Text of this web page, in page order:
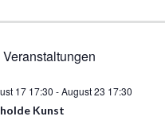
17 17:30 -August 23 17:30
Kunst